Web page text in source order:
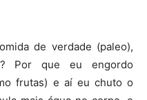
de verdade (paleo),
Por que eu engordo
frutas) e aí eu chuto o